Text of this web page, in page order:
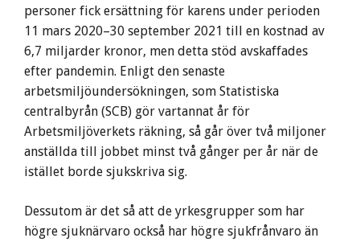
personer fick ersättning för karens under perioden
11 mars 2020–30 september 2021 till en kostnad av
6,7 miljarder kronor, men detta stöd avskaffades
efter pandemin. Enligt den senaste
arbetsmiljöundersökningen, som Statistiska
centralbyrån (SCB) gör vartannat år för
Arbetsmiljöverkets räkning, så går över två miljoner
anställda till jobbet minst två gånger per år när de
istället borde sjukskriva sig.
Dessutom är det så att de yrkesgrupper som har
högre sjuknärvaro också har högre sjukfrånvaro än